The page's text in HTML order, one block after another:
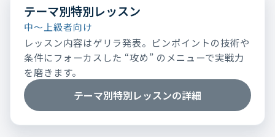
テーマ別特別レッスン
中～上級者向け
レッスン内容はゲリラ発表。ピンポイントの技術や
条件にフォーカスした “攻め” のメニューで実戦力
を磨きます。
テーマ別特別レッスンの詳細